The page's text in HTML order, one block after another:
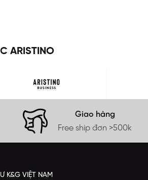
ARISTINO
Giao hàng
Free ship đơn >500k
K&G VIỆT NAM